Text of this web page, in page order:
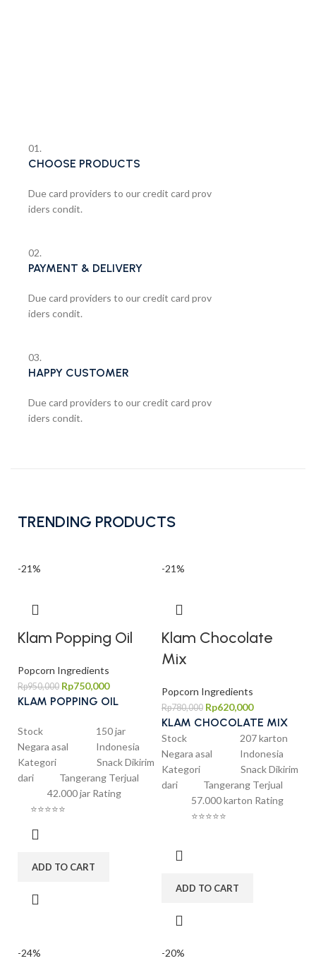
01.
CHOOSE PRODUCTS
Due card providers to our credit card prov
iders condit.
02.
PAYMENT & DELIVERY
Due card providers to our credit card prov
iders condit.
03.
HAPPY CUSTOMER
Due card providers to our credit card prov
iders condit.
TRENDING PRODUCTS
-21%
Klam Popping Oil
Popcorn Ingredients
Rp950,000 Rp750,000
KLAM POPPING OIL
Stock 150 jar
Negara asal Indonesia
Kategori Snack Dikirim
dari Tangerang Terjual
42.000 jar Rating
⭐⭐⭐⭐⭐
ADD TO CART
-21%
Klam Chocolate
Mix
Popcorn Ingredients
Rp780,000 Rp620,000
KLAM CHOCOLATE MIX
Stock 207 karton
Negara asal Indonesia
Kategori Snack Dikirim
dari Tangerang Terjual
57.000 karton Rating
⭐⭐⭐⭐⭐
ADD TO CART
-24% -20%